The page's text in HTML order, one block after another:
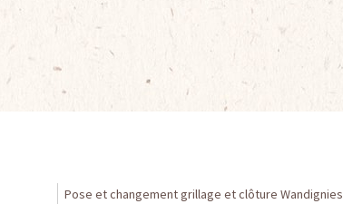
Pose et changement grillage et clôture Wandignies